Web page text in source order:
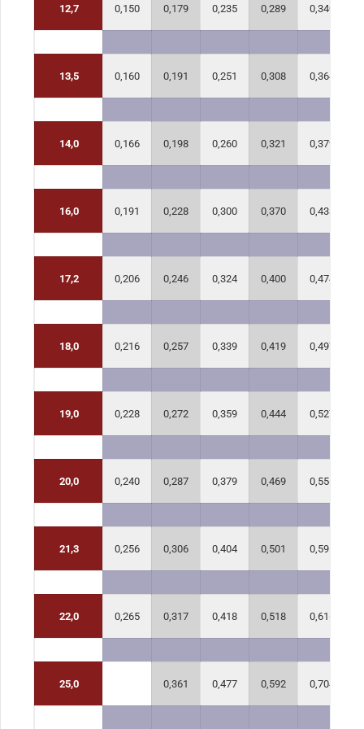
12,7 0,150 0,179 0,235 0,289 0,340
13,5 0,160 0,191 0,251 0,308 0,364
14,0 0,166 0,198 0,260 0,321 0,379
16,0 0,191 0,228 0,300 0,370 0,438
17,2 0,206 0,246 0,324 0,400 0,474
18,0 0,216 0,257 0,339 0,419 0,497
19,0 0,228 0,272 0,359 0,444 0,527
20,0 0,240 0,287 0,379 0,469 0,556
21,3 0,256 0,306 0,404 0,501 0,595
22,0 0,265 0,317 0,418 0,518 0,616
25,0 0,361 0,477 0,592 0,704